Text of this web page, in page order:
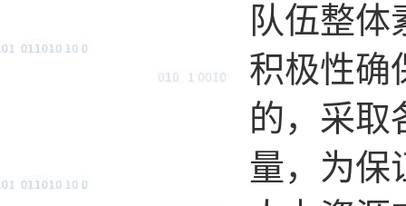
队伍整体
积极性确
的，采取
量，为保